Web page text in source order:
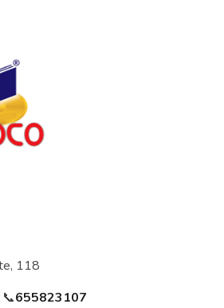
118
655823107